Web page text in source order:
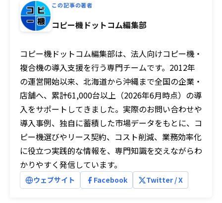
この記事の著者
コピー機ドットコム編集部
コピー機ドットコム編集部は、法人向けコピー機・
複合機の導入支援を行う専門チームです。2012年
の運営開始以来、北海道から沖縄まで全国の企業・
店舗へ、累計61,000台以上（2026年6月時点）の導
入をサポートしてきました。実際のお問い合わせや
導入事例、独自に蓄積した市場データをもとに、コ
ピー機選びやリース契約、コスト削減、業務効率化
に役立つ実践的な情報を、専門知識を交えながらわ
かりやすく発信しています。
ウェブサイト Facebook Twitter / X